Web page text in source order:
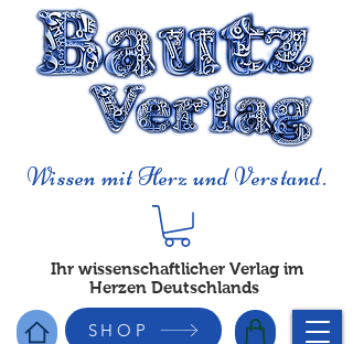
Wissen mit Herz und Verstand.
Ihr wissenschaftlicher Verlag im
Herzen Deutschlands
SHOP